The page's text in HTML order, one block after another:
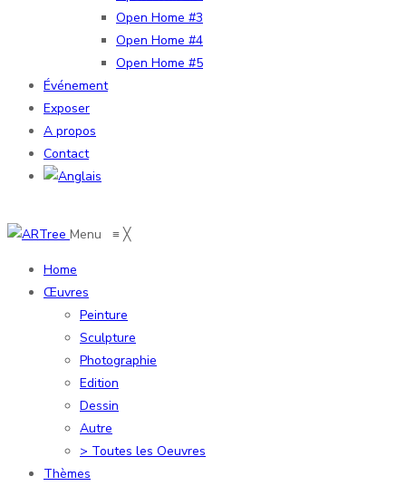
Open Home #3
Open Home #4
Open Home #5
Événement
Exposer
A propos
Contact
Menu ≡ ╳
Home
Œuvres
Peinture
Sculpture
Photographie
Edition
Dessin
Autre
> Toutes les Oeuvres
Thèmes